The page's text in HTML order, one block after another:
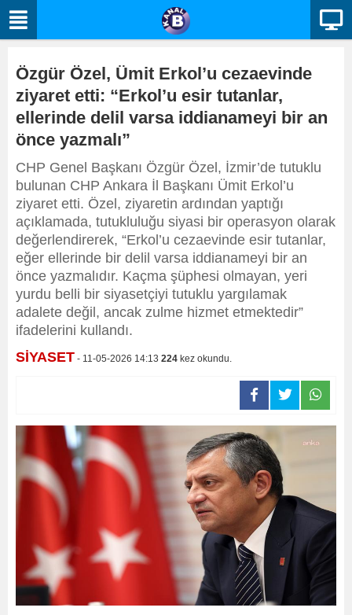
Özgür Özel, Ümit Erkol’u cezaevinde
ziyaret etti: “Erkol’u esir tutanlar,
ellerinde delil varsa iddianameyi bir an
önce yazmalı”
CHP Genel Başkanı Özgür Özel, İzmir’de tutuklu
bulunan CHP Ankara İl Başkanı Ümit Erkol’u
ziyaret etti. Özel, ziyaretin ardından yaptığı
açıklamada, tutukluluğu siyasi bir operasyon olarak
değerlendirerek, “Erkol’u cezaevinde esir tutanlar,
eğer ellerinde bir delil varsa iddianameyi bir an
önce yazmalıdır. Kaçma şüphesi olmayan, yeri
yurdu belli bir siyasetçiyi tutuklu yargılamak
adalete değil, ancak zulme hizmet etmektedir”
ifadelerini kullandı.
SİYASET - 11-05-2026 14:13 224 kez okundu.